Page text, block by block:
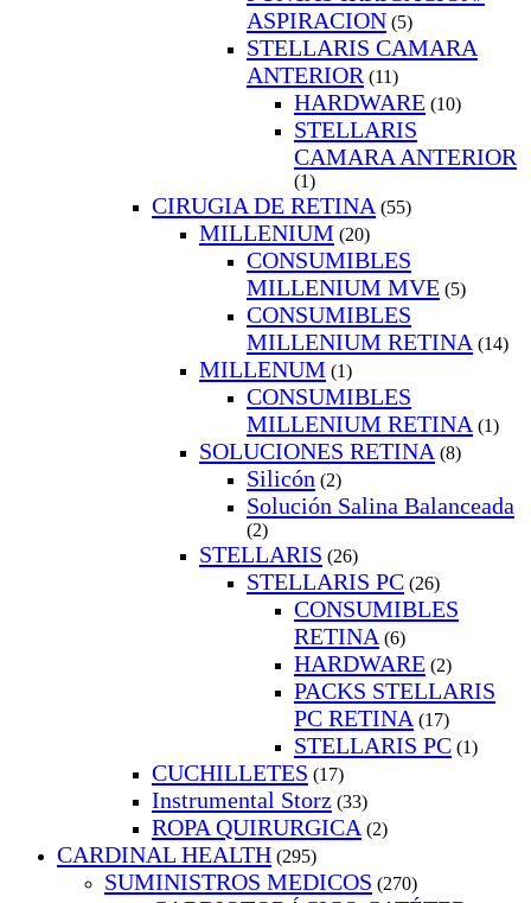
ASPIRACION (5)
STELLARIS CAMARA
ANTERIOR (11)
HARDWARE (10)
STELLARIS
CAMARA ANTERIOR
(1)
CIRUGIA DE RETINA (55)
MILLENIUM (20)
CONSUMIBLES
MILLENIUM MVE (5)
CONSUMIBLES
MILLENIUM RETINA (14)
MILLENUM (1)
CONSUMIBLES
MILLENIUM RETINA (1)
SOLUCIONES RETINA (8)
Silicón (2)
Solución Salina Balanceada
(2)
STELLARIS (26)
STELLARIS PC (26)
CONSUMIBLES
RETINA (6)
HARDWARE (2)
PACKS STELLARIS
PC RETINA (17)
STELLARIS PC (1)
CUCHILLETES (17)
Instrumental Storz (33)
ROPA QUIRURGICA (2)
CARDINAL HEALTH (295)
SUMINISTROS MEDICOS (270)